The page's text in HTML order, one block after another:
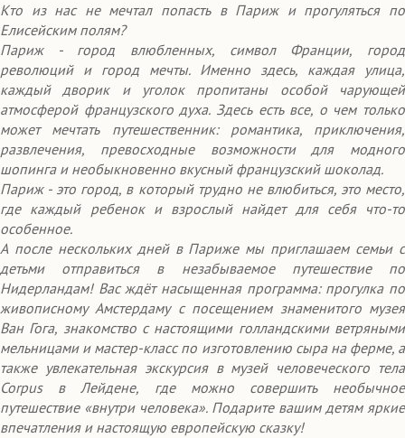
Кто из нас не мечтал попасть в Париж и прогуляться по
Елисейским полям?
Париж - город влюбленных, символ Франции, город
революций и город мечты. Именно здесь, каждая улица,
каждый дворик и уголок пропитаны особой чарующей
атмосферой французского духа. Здесь есть все, о чем только
может мечтать путешественник: романтика, приключения,
развлечения, превосходные возможности для модного
шопинга и необыкновенно вкусный французский шоколад.
Париж - это город, в который трудно не влюбиться, это место,
где каждый ребенок и взрослый найдет для себя что-то
особенное.
А после нескольких дней в Париже мы приглашаем семьи с
детьми отправиться в незабываемое путешествие по
Нидерландам! Вас ждёт насыщенная программа: прогулка по
живописному Амстердаму с посещением знаменитого музея
Ван Гога, знакомство с настоящими голландскими ветряными
мельницами и мастер-класс по изготовлению сыра на ферме, а
также увлекательная экскурсия в музей человеческого тела
Corpus в Лейдене, где можно совершить необычное
путешествие «внутри человека». Подарите вашим детям яркие
впечатления и настоящую европейскую сказку!